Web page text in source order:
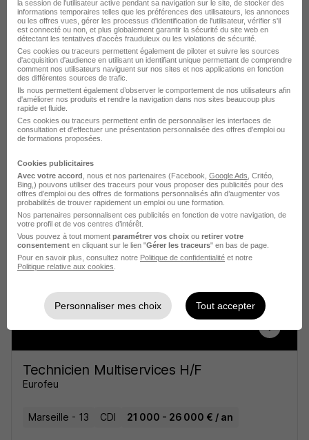
Saint-Chamas - 13 CDI
Temps partiel
12,52 € / heure
Voir l’offre
il y a 22 jours
Agent d'Entretien H/F
Groupe Partouche
Aix-en-Provence - 13 CDD 1 867,02 € / mois
Voir l’offre
Technicien Multiservices H/F
Eurofeu
Marseille - 13 CDI 21 000 - 26 000 € / an
la session de l'utilisateur active pendant sa navigation sur le site, de stocker des
informations temporaires telles que les préférences des utilisateurs, les annonces
ou les offres vues, gérer les processus d'identification de l'utilisateur, vérifier s'il
est connecté ou non, et plus globalement garantir la sécurité du site web en
détectant les tentatives d'accès frauduleux ou les violations de sécurité.
Ces cookies ou traceurs permettent également de piloter et suivre les sources
d'acquisition d'audience en utilisant un identifiant unique permettant de comprendre
comment nos utilisateurs naviguent sur nos sites et nos applications en fonction
des différentes sources de trafic.
Ils nous permettent également d’observer le comportement de nos utilisateurs afin
d'améliorer nos produits et rendre la navigation dans nos sites beaucoup plus
rapide et fluide.
Ces cookies ou traceurs permettent enfin de personnaliser les interfaces de
consultation et d'effectuer une présentation personnalisée des offres d'emploi ou
de formations proposées.
Cookies publicitaires
Avec votre accord , nous et nos partenaires (Facebook, Google Ads , Critéo,
Bing,) pouvons utiliser des traceurs pour vous proposer des publicités pour des
offres d’emploi ou des offres de formations personnalisés afin d’augmenter vos
probabilités de trouver rapidement un emploi ou une formation.
Nos partenaires personnalisent ces publicités en fonction de votre navigation, de
votre profil et de vos centres d’intérêt.
Vous pouvez à tout moment paramétrer vos choix ou retirer votre
consentement en cliquant sur le lien "Gérer les traceurs" en bas de page.
Pour en savoir plus, consultez notre Politique de confidentialité et notre
Politique relative aux cookies
Personnaliser mes choix Tout accepter